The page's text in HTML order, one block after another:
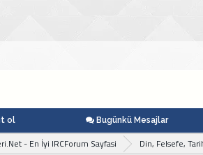
ol Bugünkü Mesajlar
- En İyi IRCForum Sayfasi
Din, Felsefe,